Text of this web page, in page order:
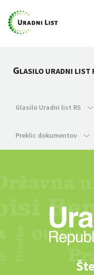
GLASILO URADNI LIST
Glasilo Uradni list RS
Preklic dokumentov